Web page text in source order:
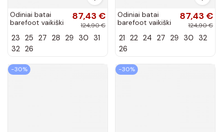
Odiniai batai
barefoot vaikiški
Bartek 8600654
smėlio spalvos
87,43 €
124,90 €
23 25 27 28 29 30 31
32 26
Odiniai batai
barefoot vaikiški
Bartek 8600563
rudos spalvos
87,43 €
124,90 €
21 22 24 27 29 30 32
26
−30% −30%